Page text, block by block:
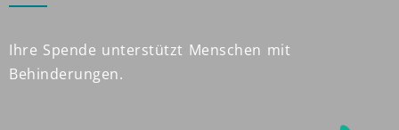
Ihre Spende unterstützt Menschen mit
Behinderungen.